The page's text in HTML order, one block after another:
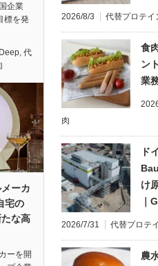
企業
標を発
代
ーカ
宅の
な高
ーを開
2026/8/3 代替プロテイ
食
ン
業
肉
ド
け
｜
2026/7/31 代替プロテ
農